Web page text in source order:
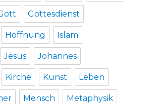
Gottesdienst
Hoffnung Islam
Jesus Johannes
Kirche Kunst Leben
Mensch Metaphysik